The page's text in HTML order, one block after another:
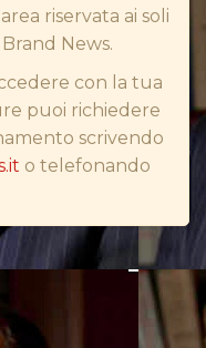
riservata ai soli
News.
con la tua
puoi richiedere
scrivendo
o telefonando